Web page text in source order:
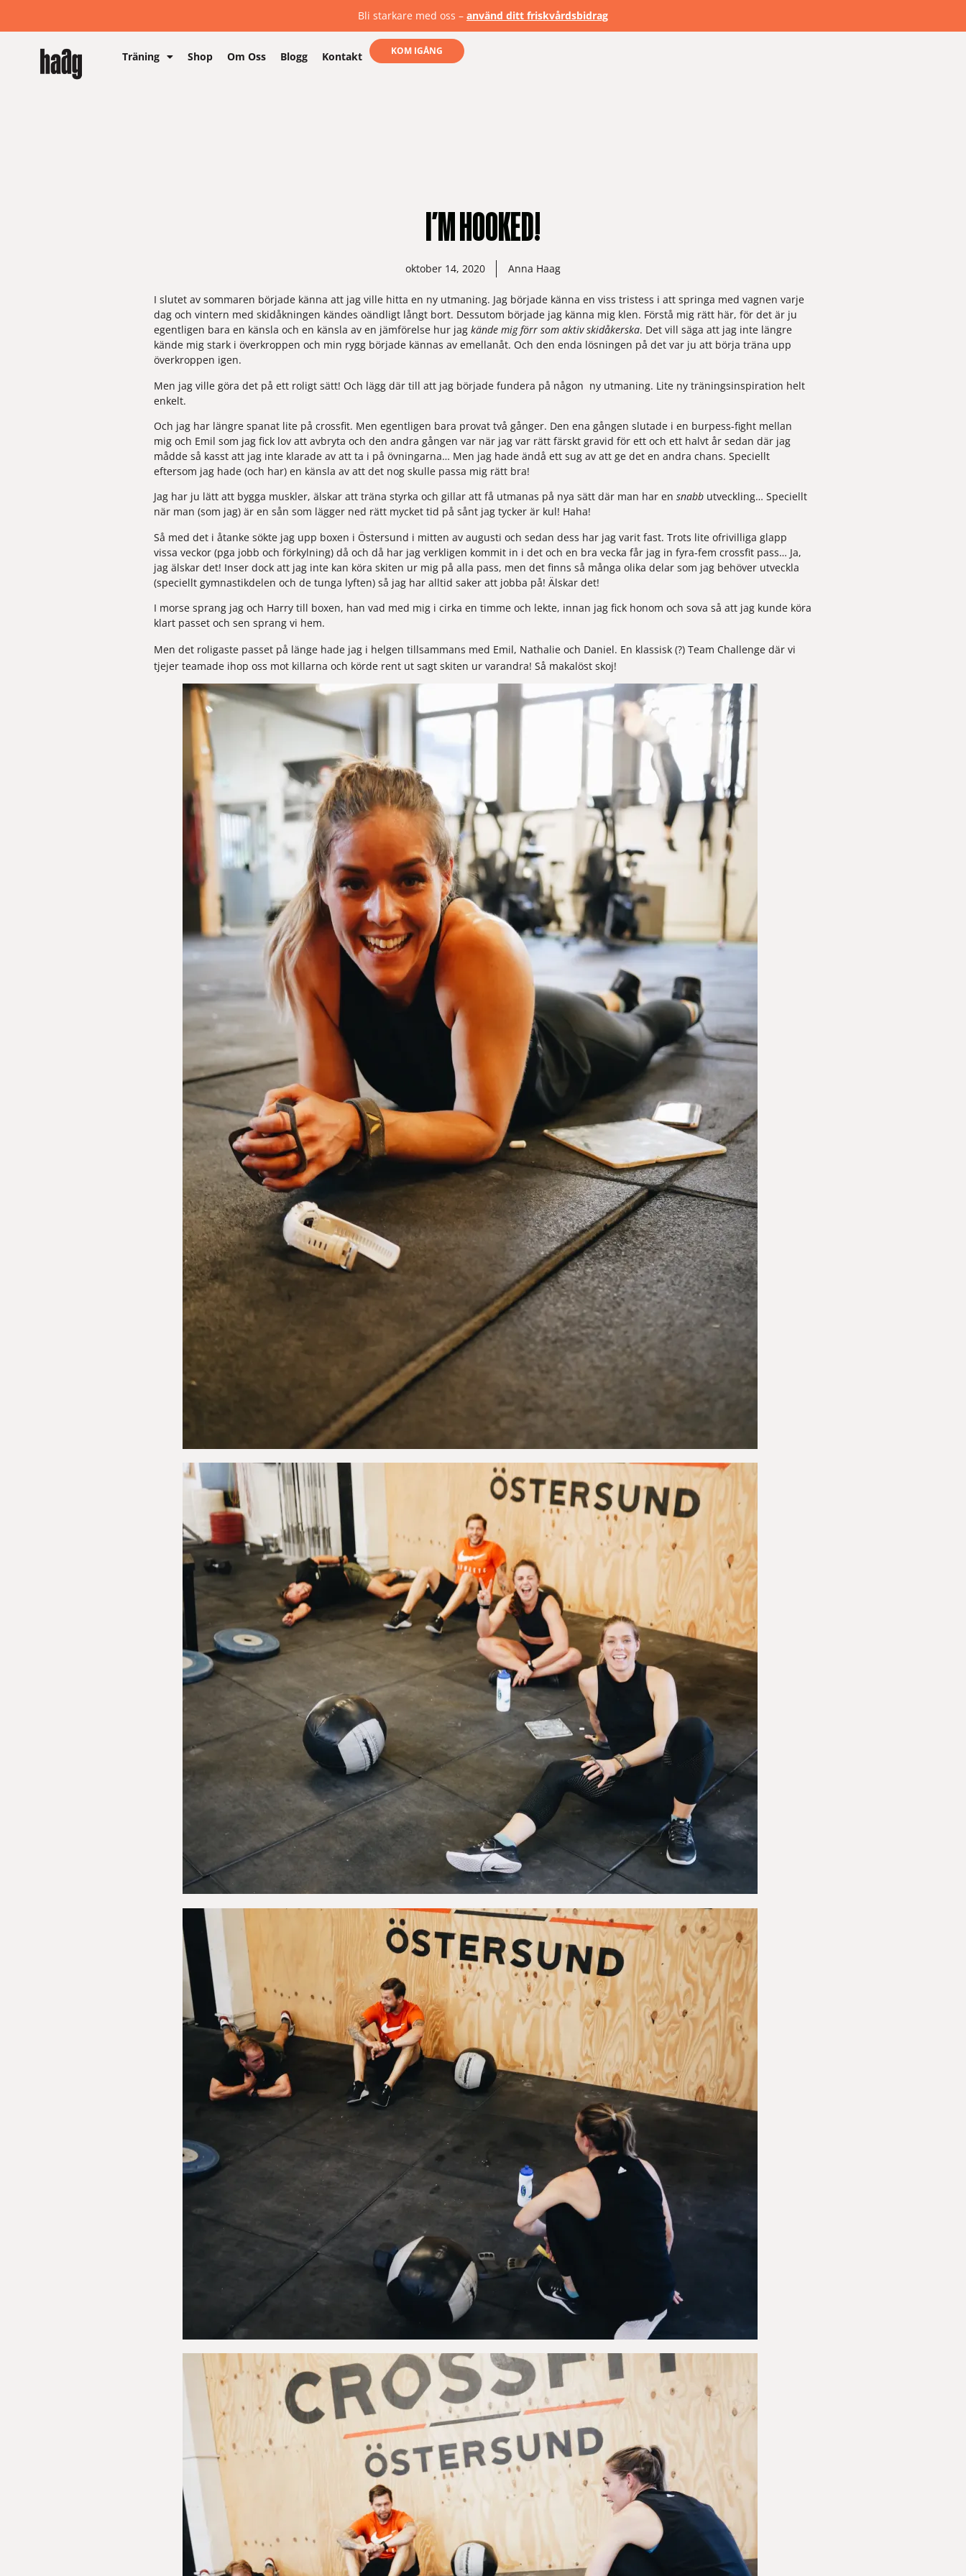
Bli starkare med oss – använd ditt friskvårdsbidrag
Träning Shop Om Oss Blogg Kontakt KOM IGÅNG
I’M HOOKED!
oktober 14, 2020 Anna Haag
I slutet av sommaren började känna att jag ville hitta en ny utmaning. Jag började känna en viss tristess i att springa med vagnen varje
dag och vintern med skidåkningen kändes oändligt långt bort. Dessutom började jag känna mig klen. Förstå mig rätt här, för det är ju
egentligen bara en känsla och en känsla av en jämförelse hur jag kände mig förr som aktiv skidåkerska. Det vill säga att jag inte längre
kände mig stark i överkroppen och min rygg började kännas av emellanåt. Och den enda lösningen på det var ju att börja träna upp
överkroppen igen.
Men jag ville göra det på ett roligt sätt! Och lägg där till att jag började fundera på någon  ny utmaning. Lite ny träningsinspiration helt
enkelt.
Och jag har längre spanat lite på crossfit. Men egentligen bara provat två gånger. Den ena gången slutade i en burpess-fight mellan
mig och Emil som jag fick lov att avbryta och den andra gången var när jag var rätt färskt gravid för ett och ett halvt år sedan där jag
mådde så kasst att jag inte klarade av att ta i på övningarna… Men jag hade ändå ett sug av att ge det en andra chans. Speciellt
eftersom jag hade (och har) en känsla av att det nog skulle passa mig rätt bra!
Jag har ju lätt att bygga muskler, älskar att träna styrka och gillar att få utmanas på nya sätt där man har en snabb utveckling… Speciellt
när man (som jag) är en sån som lägger ned rätt mycket tid på sånt jag tycker är kul! Haha!
Så med det i åtanke sökte jag upp boxen i Östersund i mitten av augusti och sedan dess har jag varit fast. Trots lite ofrivilliga glapp
vissa veckor (pga jobb och förkylning) då och då har jag verkligen kommit in i det och en bra vecka får jag in fyra-fem crossfit pass… Ja,
jag älskar det! Inser dock att jag inte kan köra skiten ur mig på alla pass, men det finns så många olika delar som jag behöver utveckla
(speciellt gymnastikdelen och de tunga lyften) så jag har alltid saker att jobba på! Älskar det!
I morse sprang jag och Harry till boxen, han vad med mig i cirka en timme och lekte, innan jag fick honom och sova så att jag kunde köra
klart passet och sen sprang vi hem.
Men det roligaste passet på länge hade jag i helgen tillsammans med Emil, Nathalie och Daniel. En klassisk (?) Team Challenge där vi
tjejer teamade ihop oss mot killarna och körde rent ut sagt skiten ur varandra! Så makalöst skoj!